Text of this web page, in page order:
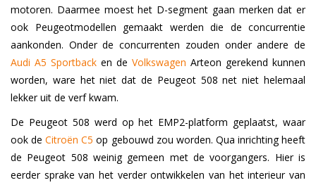
motoren. Daarmee moest het D-segment gaan merken dat er
ook Peugeotmodellen gemaakt werden die de concurrentie
aankonden. Onder de concurrenten zouden onder andere de
Audi A5 Sportback en de Volkswagen Arteon gerekend kunnen
worden, ware het niet dat de Peugeot 508 net niet helemaal
lekker uit de verf kwam.
De Peugeot 508 werd op het EMP2-platform geplaatst, waar
ook deCitroën C5 op gebouwd zou worden. Qua inrichting heeft
de Peugeot 508 weinig gemeen met de voorgangers. Hier is
eerder sprake van het verder ontwikkelen van het interieur van